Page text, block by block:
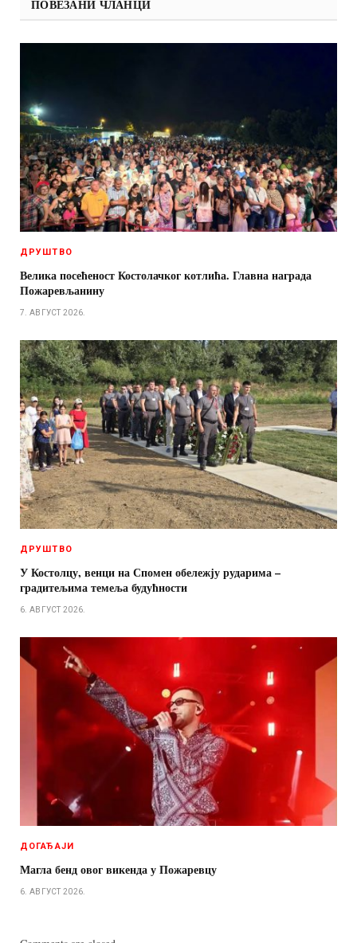
ПОВЕЗАНИ ЧЛАНЦИ
ДРУШТВО
Велика посећеност Костолачког котлића. Главна награда
Пожаревљанину
7. АВГУСТ 2026.
ДРУШТВО
У Костолцу, венци на Спомен обележју рударима –
градитељима темеља будућности
6. АВГУСТ 2026.
ДОГАЂАЈИ
Магла бенд овог викенда у Пожаревцу
6. АВГУСТ 2026.